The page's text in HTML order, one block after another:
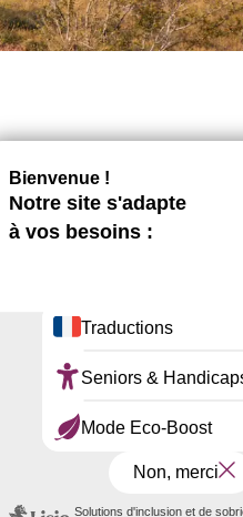
du Tarn, de la Jonte et de la